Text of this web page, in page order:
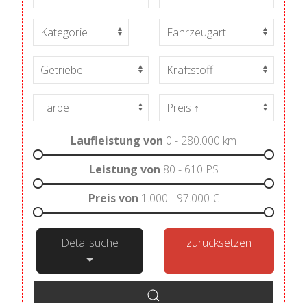
Laufleistung von 0 - 280.000 km
Leistung von 80 - 610 PS
Preis von 1.000 - 97.000 €
Detailsuche zurücksetzen